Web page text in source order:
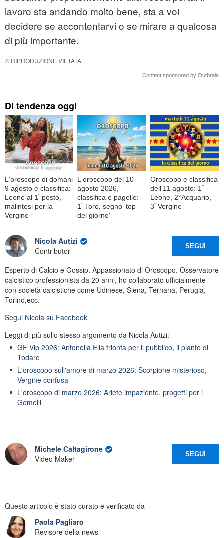
lavoro sta andando molto bene, sta a voi
decidere se accontentarvi o se mirare a qualcosa
di più importante.
© RIPRODUZIONE VIETATA
Content sponsored by Outbrain
Di tendenza oggi
L'oroscopo di domani
9 agosto e classifica:
Leone al 1ﾟposto,
malintesi per la
Vergine
L'oroscopo del 10
agosto 2026,
classifica e pagelle:
1ﾟToro, segno 'top
del giorno'
Oroscopo e classifica
dell'11 agosto: 1ﾟ
Leone, 2°Acquario,
3ﾟVergine
Nicola Autizi
Contributor
SEGUI
Esperto di Calcio e Gossip. Appassionato di Oroscopo. Osservatore
calcistico professionista da 20 anni, ho collaborato ufficialmente
con società calcistiche come Udinese, Siena, Ternana, Perugia,
Torino,ecc.
Segui Nicola su Facebook
Leggi di più sullo stesso argomento da Nicola Autizi:
GF Vip 2026: Antonella Elia trionfa per il pubblico, il pianto di
Todaro
L'oroscopo sull'amore di marzo 2026: Scorpione misterioso,
Vergine confusa
L'oroscopo di marzo 2026: Ariete impaziente, progetti per i
Gemelli
Michele Caltagirone
Video Maker
SEGUI
Questo articolo è stato curato e verificato da
Paola Pagliaro
Revisore della news